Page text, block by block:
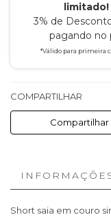
limitado!
3% de
pagando no
*Válido para primeira
COMPARTILHAR
Compartilhar
Short saia em couro